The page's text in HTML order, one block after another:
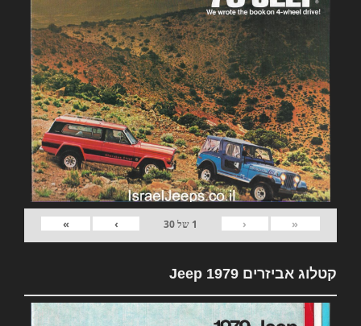
«
‹
1 של30
›
»
קטלוג אביזרים 1979 Jeep